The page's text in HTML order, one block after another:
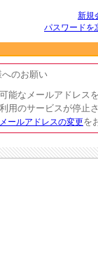
新規
パスワードを
のお願い
能なメールアドレス
用のサービスが停止
メールアドレスの変更を